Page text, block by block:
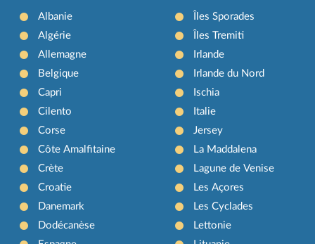
Albanie
Algérie
Allemagne
Belgique
Capri
Cilento
Corse
Côte Amalfitaine
Crète
Croatie
Danemark
Dodécanèse
Îles Sporades
Îles Tremiti
Irlande
Irlande du Nord
Ischia
Italie
Jersey
La Maddalena
Lagune de Venise
Les Açores
Les Cyclades
Lettonie